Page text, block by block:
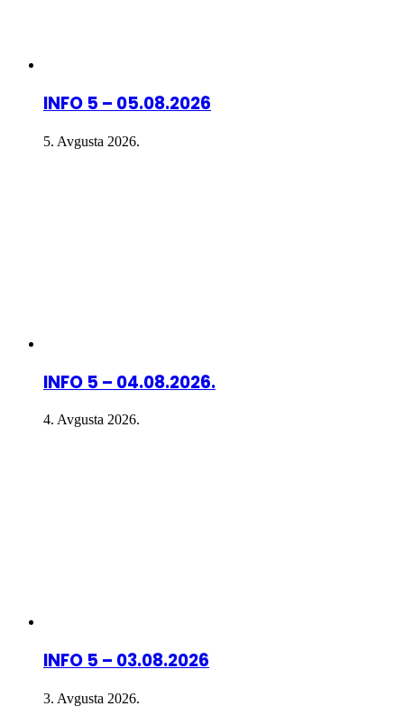
INFO 5 – 05.08.2026
5. Avgusta 2026.
INFO 5 – 04.08.2026.
4. Avgusta 2026.
INFO 5 – 03.08.2026
3. Avgusta 2026.